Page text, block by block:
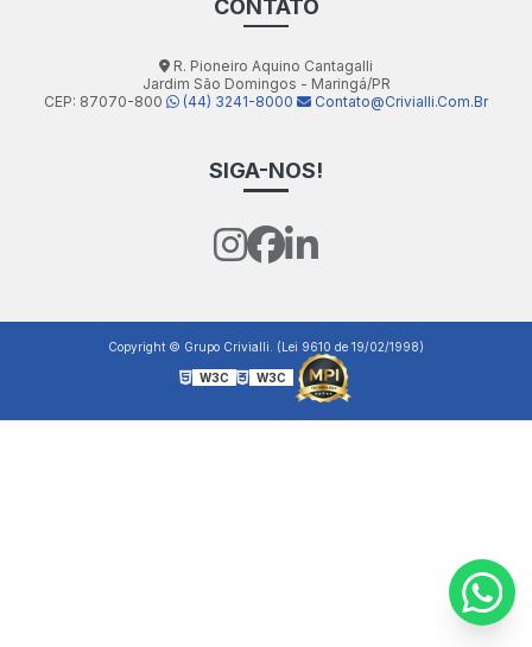
CONTATO
R. Pioneiro Aquino Cantagalli
Jardim São Domingos - Maringá/PR
CEP: 87070-800
(44) 3241-8000 Contato@crivialli.com.br
SIGA-NOS!
Copyright © Grupo Crivialli. (Lei 9610 de 19/02/1998)
W3C W3C